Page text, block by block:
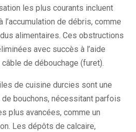
les plus courants incluent
de débris, comme
alimentaires. Ces obstructions
avec succès à l’aide
câble de débouchage (furet).
de cuisine durcies sont une
bouchons, nécessitant parfois
plus avancées, comme un
Les dépôts de calcaire,